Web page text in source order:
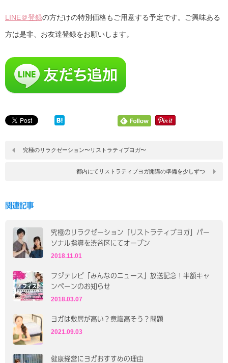
LINE＠登録の方だけの特別価格もご用意する予定です。ご興味ある
方は是非、お友達登録をお願いします。
究極のリラクゼーション〜リストラティブヨガ〜
都内にてリストラティブヨガ開講の準備を少しずつ
関連記事
究極のリラクゼーション「リストラティブヨガ」パー
ソナル指導を渋谷区にてオープン
2018.11.01
フジテレビ「みんなのニュース」放送記念！半額キャ
ンペーンのお知らせ
2018.03.07
ヨガは敷居が高い？意識高そう？問題
2021.09.03
健康経営にヨガおすすめの理由